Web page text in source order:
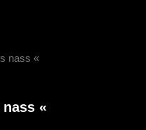
nass «
nass «